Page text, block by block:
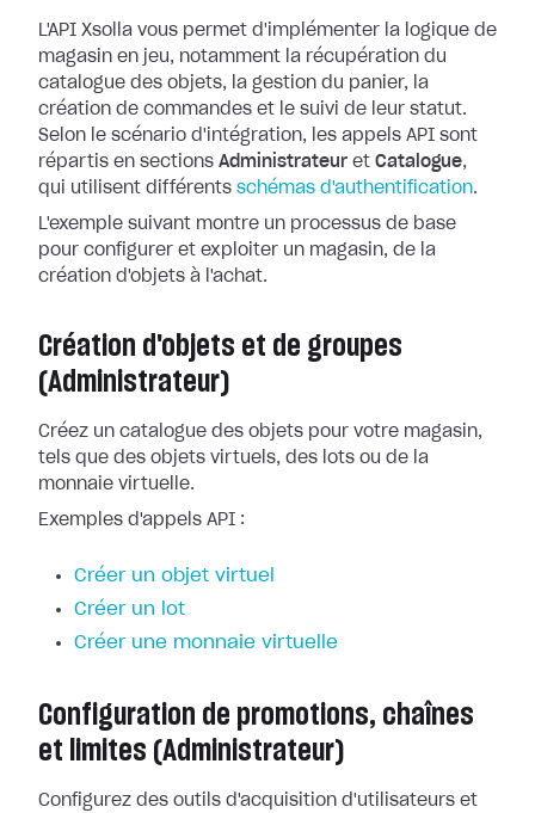
L'API Xsolla vous permet d'implémenter la logique de
magasin en jeu, notamment la récupération du
catalogue des objets, la gestion du panier, la
création de commandes et le suivi de leur statut.
Selon le scénario d'intégration, les appels API sont
répartis en sections Administrateur et Catalogue,
qui utilisent différents schémas d'authentification.
L'exemple suivant montre un processus de base
pour configurer et exploiter un magasin, de la
création d'objets à l'achat.
Création d'objets et de groupes
(Administrateur)
Créez un catalogue des objets pour votre magasin,
tels que des objets virtuels, des lots ou de la
monnaie virtuelle.
Exemples d'appels API :
Créer un objet virtuel
Créer un lot
Créer une monnaie virtuelle
Configuration de promotions, chaînes
et limites (Administrateur)
Configurez des outils d'acquisition d'utilisateurs et